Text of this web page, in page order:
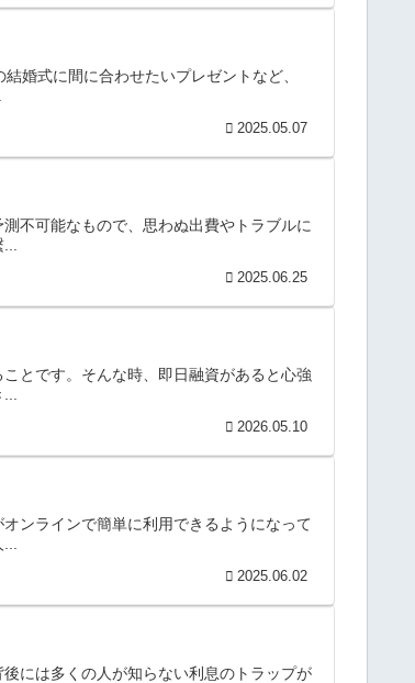
婚式に間に合わせたいプレゼントなど、
2025.05.07
不可能なもので、思わぬ出費やトラブルに
...
2025.06.25
とです。そんな時、即日融資があると心強
...
2026.05.10
ンラインで簡単に利用できるようになって
...
2025.06.02
には多くの人が知らない利息のトラップが